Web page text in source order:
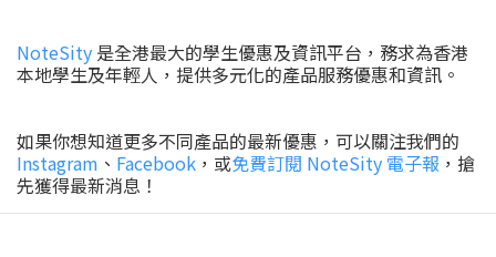
NoteSity 是全港最大的學生優惠及資訊平台，務求為香港
本地學生及年輕人，提供多元化的產品服務優惠和資訊。
如果你想知道更多不同產品的最新優惠，可以關注我們的
Instagram 、 Facebook ，或免費訂閱 NoteSity 電子報 ，搶
先獲得最新消息！